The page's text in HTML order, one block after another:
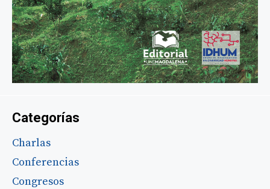
Categorías
Charlas
Conferencias
Congresos